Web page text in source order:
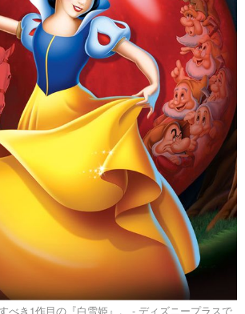
き1作目の『白雪姫』。 - ディズニープラスで